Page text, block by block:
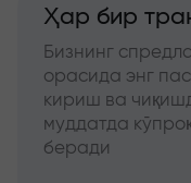
Ҳар бир
Бизнинг
орасида энг
кириш ва
муддатда
беради